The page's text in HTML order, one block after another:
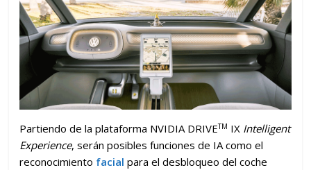
Partiendo de la plataforma NVIDIA DRIVETM IX Intelligent
Experience, serán posibles funciones de IA como el
reconocimiento facial para el desbloqueo del coche